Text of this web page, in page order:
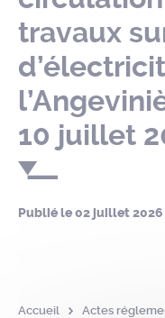
travaux
10 juillet
Publié le02 juillet 2026
Accueil
Actes